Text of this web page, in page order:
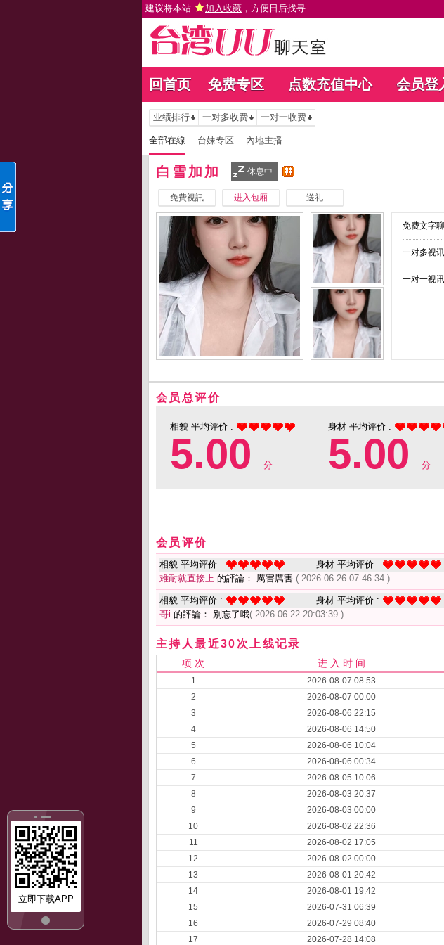
建议将本站 加入收藏 ，方便日后找寻
回首页 免费专区 点数充值中心 会员登
立即下载APP
业绩排行 一对多收费 一对一收费
全部在線 台妹专区 內地主播
白雪加加 休息中
免費視訊 进入包厢 送礼
免费文字
一对多视
一对一视
会员总评价
相貌 平均评价 :
5.00 分
身材 平均评价 :
5.00 分
会员评价
相貌 平均评价 : 身材 平均评价 :
难耐就直接上 的評論： 厲害厲害 ( 2026-06-26 07:46:34 )
相貌 平均评价 : 身材 平均评价 :
哥i 的評論： 別忘了哦( 2026-06-22 20:03:39 )
主持人最近30次上线记录
项 次 进 入 时 间
1 2026-08-07 08:53
2
2026-08-07 00:00
3
2026-08-06 22:15
4
2026-08-06 14:50
5
2026-08-06 10:04
6
2026-08-06 00:34
7
2026-08-05 10:06
8
2026-08-03 20:37
9
2026-08-03 00:00
10
2026-08-02 22:36
11
2026-08-02 17:05
12
2026-08-02 00:00
13
2026-08-01 20:42
14
2026-08-01 19:42
15
2026-07-31 06:39
16
2026-07-29 08:40
17
2026-07-28 14:08